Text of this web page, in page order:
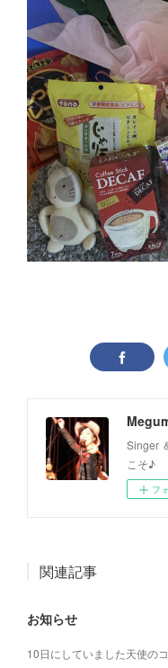
Singer
こそ♪
フ
関連記事
お知らせ
10日にしていました天使の